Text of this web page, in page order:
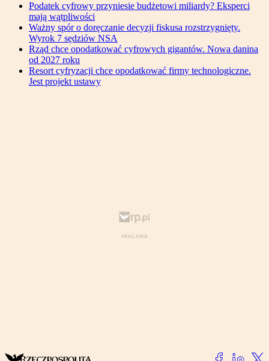
Podatek cyfrowy przyniesie budżetowi miliardy? Eksperci
mają wątpliwości
Ważny spór o doręczanie decyzji fiskusa rozstrzygnięty.
Wyrok 7 sędziów NSA
Rząd chce opodatkować cyfrowych gigantów. Nowa danina
od 2027 roku
Resort cyfryzacji chce opodatkować firmy technologiczne.
Jest projekt ustawy